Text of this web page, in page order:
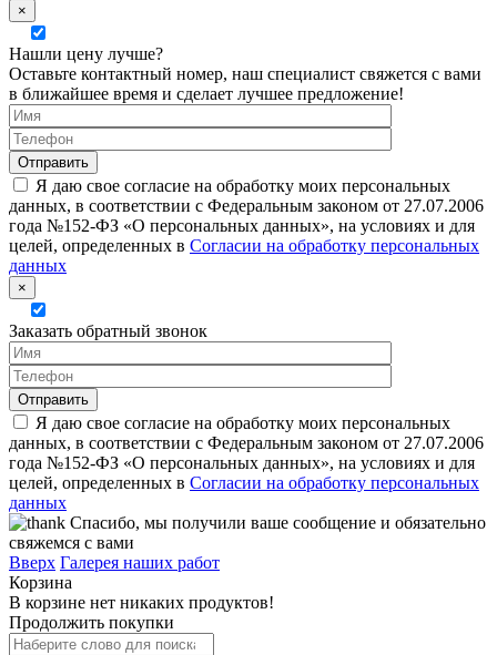
×
Нашли цену лучше?
Оставьте контактный номер, наш специалист свяжется с вами
в ближайшее время и сделает лучшее предложение!
Я даю свое согласие на обработку моих персональных
данных, в соответствии с Федеральным законом от 27.07.2006
года №152-ФЗ «О персональных данных», на условиях и для
целей, определенных в Согласии на обработку персональных
данных
×
Заказать обратный звонок
Я даю свое согласие на обработку моих персональных
данных, в соответствии с Федеральным законом от 27.07.2006
года №152-ФЗ «О персональных данных», на условиях и для
целей, определенных в Согласии на обработку персональных
данных
Спасибо, мы получили ваше сообщение и обязательно
свяжемся с вами
Вверх Галерея наших работ
Корзина
В корзине нет никаких продуктов!
Продолжить покупки